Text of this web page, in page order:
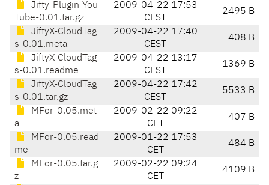
Jifty-Plugin-You
Tube-0.01.tar.gz
2009-04-22 17:53
CEST
2495 B
JiftyX-CloudTag
s-0.01.meta
2009-04-22 17:40
CEST
408 B
JiftyX-CloudTag
s-0.01.readme
2009-04-22 13:17
CEST
1369 B
JiftyX-CloudTag
s-0.01.tar.gz
2009-04-22 17:42
CEST
5533 B
MFor-0.05.met
a
2009-02-22 09:22
CET
407 B
MFor-0.05.read
me
2009-01-22 17:53
CET
484 B
MFor-0.05.tar.g
z
2009-02-22 09:24
CET
4109 B